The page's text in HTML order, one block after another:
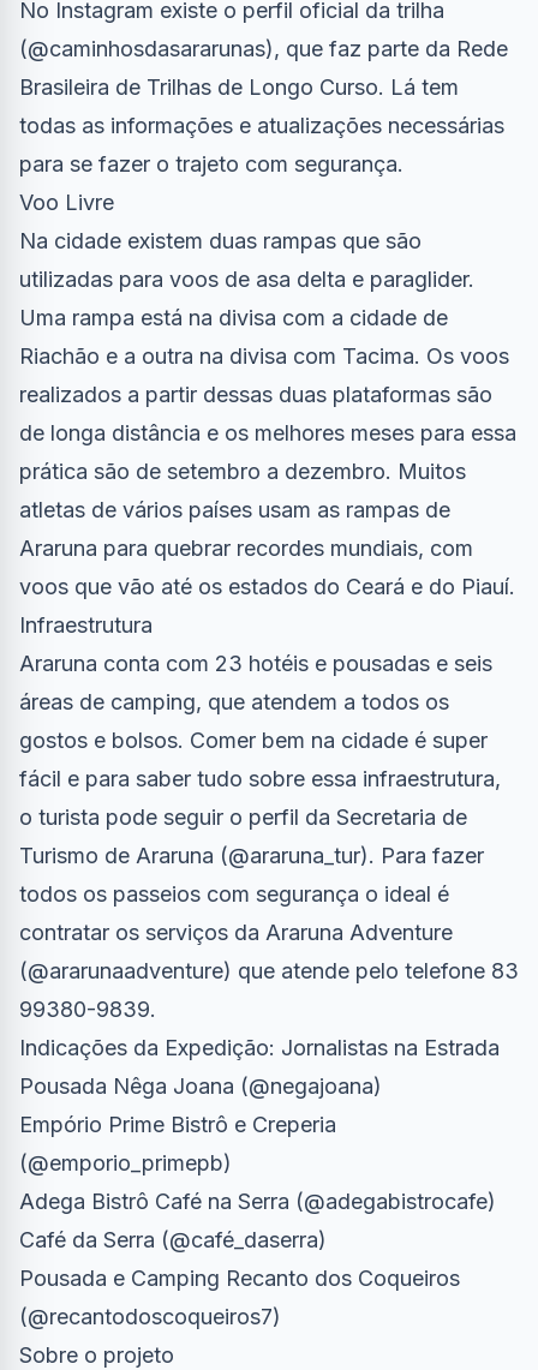
No Instagram existe o perfil oficial da trilha
(@caminhosdasararunas), que faz parte da Rede
Brasileira de Trilhas de Longo Curso. Lá tem
todas as informações e atualizações necessárias
para se fazer o trajeto com segurança.
Voo Livre
Na cidade existem duas rampas que são
utilizadas para voos de asa delta e paraglider.
Uma rampa está na divisa com a cidade de
Riachão e a outra na divisa com Tacima. Os voos
realizados a partir dessas duas plataformas são
de longa distância e os melhores meses para essa
prática são de setembro a dezembro. Muitos
atletas de vários países usam as rampas de
Araruna para quebrar recordes mundiais, com
voos que vão até os estados do Ceará e do Piauí.
Infraestrutura
Araruna conta com 23 hotéis e pousadas e seis
áreas de camping, que atendem a todos os
gostos e bolsos. Comer bem na cidade é super
fácil e para saber tudo sobre essa infraestrutura,
o turista pode seguir o perfil da Secretaria de
Turismo de Araruna (@araruna_tur). Para fazer
todos os passeios com segurança o ideal é
contratar os serviços da Araruna Adventure
(@ararunaadventure) que atende pelo telefone 83
99380-9839.
Indicações da Expedição: Jornalistas na Estrada
Pousada Nêga Joana (@negajoana)
Empório Prime Bistrô e Creperia
(@emporio_primepb)
Adega Bistrô Café na Serra (@adegabistrocafe)
Café da Serra (@café_daserra)
Pousada e Camping Recanto dos Coqueiros
(@recantodoscoqueiros7)
Sobre o projeto